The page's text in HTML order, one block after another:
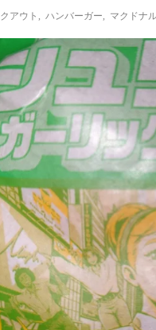
アウト ハンバーガー マクドナ